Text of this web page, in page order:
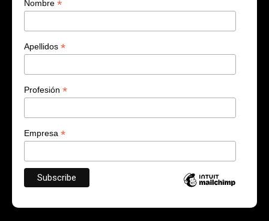
Nombre *
Apellidos *
Profesión *
Empresa *